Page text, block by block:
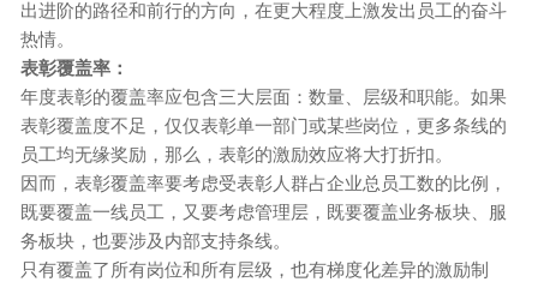
出进阶的路径和前行的方向，在更大程度上激发出员工的奋斗
热情。
表彰覆盖率：
年度表彰的覆盖率应包含三大层面：数量、层级和职能。如果
表彰覆盖度不足，仅仅表彰单一部门或某些岗位，更多条线的
员工均无缘奖励，那么，表彰的激励效应将大打折扣。
因而，表彰覆盖率要考虑受表彰人群占企业总员工数的比例，
既要覆盖一线员工，又要考虑管理层，既要覆盖业务板块、服
务板块，也要涉及内部支持条线。
只有覆盖了所有岗位和所有层级，也有梯度化差异的激励制